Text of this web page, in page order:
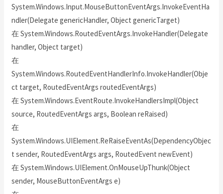
System.Windows.Input.MouseButtonEventArgs.InvokeEventHa
ndler(Delegate genericHandler, Object genericTarget)
在 System.Windows.RoutedEventArgs.InvokeHandler(Delegate
handler, Object target)
在
System.Windows.RoutedEventHandlerInfo.InvokeHandler(Obje
ct target, RoutedEventArgs routedEventArgs)
在 System.Windows.EventRoute.InvokeHandlersImpl(Object
source, RoutedEventArgs args, Boolean reRaised)
在
System.Windows.UIElement.ReRaiseEventAs(DependencyObjec
t sender, RoutedEventArgs args, RoutedEvent newEvent)
在 System.Windows.UIElement.OnMouseUpThunk(Object
sender, MouseButtonEventArgs e)